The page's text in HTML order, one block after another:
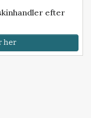
efter
her